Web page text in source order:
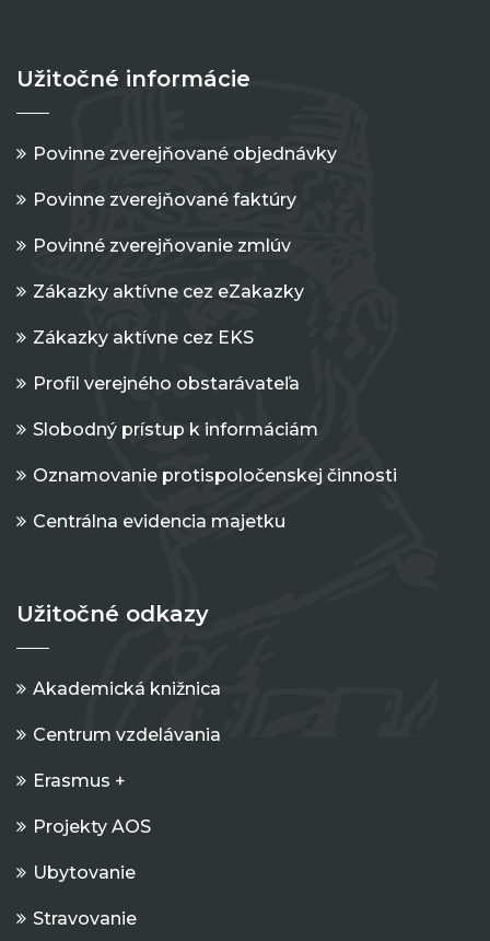
Užitočné informácie
Povinne zverejňované objednávky
Povinne zverejňované faktúry
Povinné zverejňovanie zmlúv
Zákazky aktívne cez eZakazky
Zákazky aktívne cez EKS
Profil verejného obstarávateľa
Slobodný prístup k informáciám
Oznamovanie protispoločenskej činnosti
Centrálna evidencia majetku
Užitočné odkazy
Akademická knižnica
Centrum vzdelávania
Erasmus +
Projekty AOS
Ubytovanie
Stravovanie